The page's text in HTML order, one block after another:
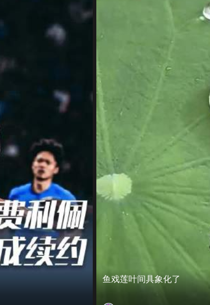
鱼戏莲叶间具象化了